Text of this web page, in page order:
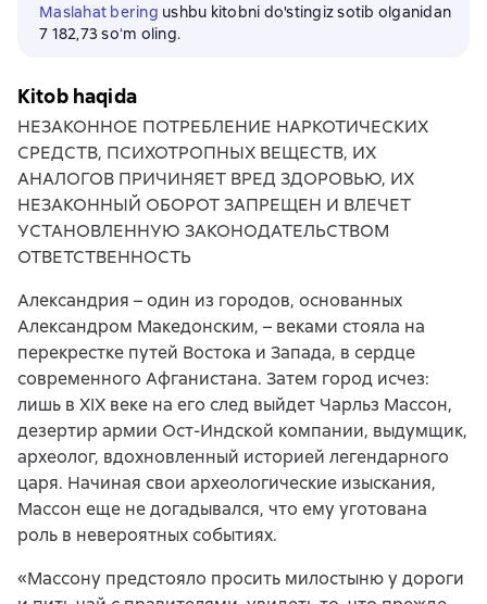
Maslahat bering ushbu kitobni do'stingiz sotib olganidan
7 182,73 soʻm oling.
Kitob haqida
НЕЗАКОННОЕ ПОТРЕБЛЕНИЕ НАРКОТИЧЕСКИХ
СРЕДСТВ, ПСИХОТРОПНЫХ ВЕЩЕСТВ, ИХ
АНАЛОГОВ ПРИЧИНЯЕТ ВРЕД ЗДОРОВЬЮ, ИХ
НЕЗАКОННЫЙ ОБОРОТ ЗАПРЕЩЕН И ВЛЕЧЕТ
УСТАНОВЛЕННУЮ ЗАКОНОДАТЕЛЬСТВОМ
ОТВЕТСТВЕННОСТЬ
Александрия – один из городов, основанных
Александром Македонским, – веками стояла на
перекрестке путей Востока и Запада, в сердце
современного Афганистана. Затем город исчез:
лишь в XIX веке на его след выйдет Чарльз Массон,
дезертир армии Ост-Индской компании, выдумщик,
археолог, вдохновленный историей легендарного
царя. Начиная свои археологические изыскания,
Массон еще не догадывался, что ему уготована
роль в невероятных событиях.
«Массону предстояло просить милостыню у дороги